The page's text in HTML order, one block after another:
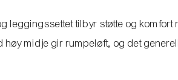
leggingssettet tilbyr støtte og
høy midje gir rumpeløft, og det